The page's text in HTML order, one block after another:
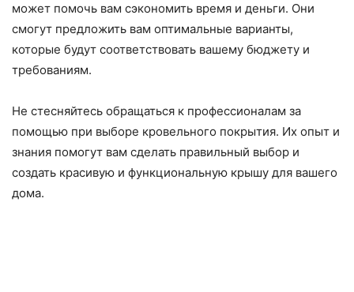
может помочь вам сэкономить время и деньги. Они
смогут предложить вам оптимальные варианты,
которые будут соответствовать вашему бюджету и
требованиям.
Не стесняйтесь обращаться к профессионалам за
помощью при выборе кровельного покрытия. Их опыт и
знания помогут вам сделать правильный выбор и
создать красивую и функциональную крышу для вашего
дома.